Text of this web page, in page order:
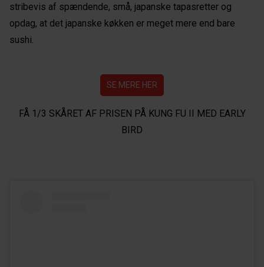
stribevis af spændende, små, japanske tapasretter og
opdag, at det japanske køkken er meget mere end bare
sushi.
SE MERE HER
FÅ 1/3 SKÅRET AF PRISEN PÅ KUNG FU II MED EARLY
BIRD